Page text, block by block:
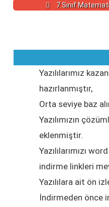
7.Sınıf
Yazılılarımız
hazırlanmıştır,
Orta seviye baz
Yazılımızın
eklenmiştir.
Yazılılarımızı
indirme linkleri
Yazılılara ait ön
İndirmeden önce